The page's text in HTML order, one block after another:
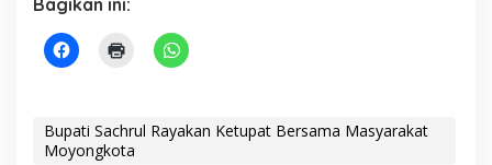
Bupati Sachrul Rayakan Ketupat Bersama Masyarakat
Moyongkota